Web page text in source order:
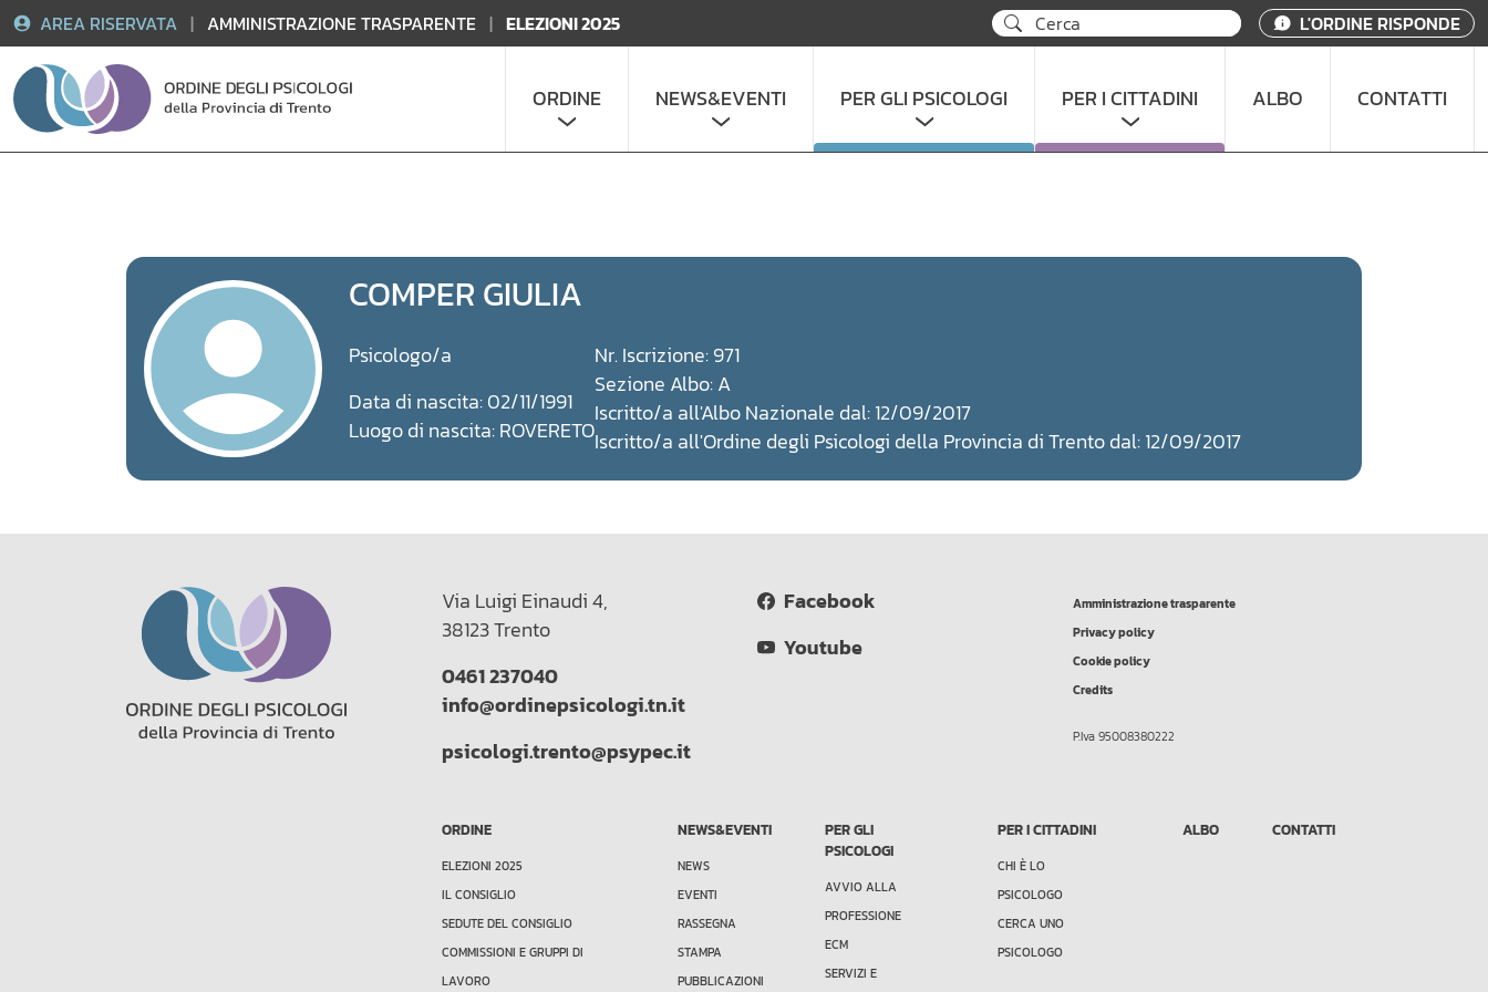
contenuto
AREA RISERVATA | AMMINISTRAZIONE TRASPARENTE | ELEZIONI 2025 L'ORDINE RISPONDE
ORDINE NEWS&EVENTI PER GLI PSICOLOGI PER I CITTADINI ALBO CONTATTI
COMPER GIULIA
Psicologo/a
Data di nascita: 02/11/1991
Luogo di nascita: ROVERETO
Nr. Iscrizione: 971
Sezione Albo: A
Iscritto/a all'Albo Nazionale dal: 12/09/2017
Iscritto/a all'Ordine degli Psicologi della Provincia di Trento dal: 12/09/2017
Via Luigi Einaudi 4,
38123 Trento
0461 237040
info@ordinepsicologi.tn.it
psicologi.trento@psypec.it
Facebook
Youtube
Amministrazione trasparente
Privacy policy
Cookie policy
Credits
P.Iva 95008380222
ORDINE
ELEZIONI 2025
IL CONSIGLIO
SEDUTE DEL CONSIGLIO
COMMISSIONI E GRUPPI DI
LAVORO
NEWS&EVENTI
NEWS
EVENTI
RASSEGNA
STAMPA
PUBBLICAZIONI
PER GLI
PSICOLOGI
AVVIO ALLA
PROFESSIONE
ECM
SERVIZI E
PER I CITTADINI
CHI È LO
PSICOLOGO
CERCA UNO
PSICOLOGO
ALBO CONTATTI